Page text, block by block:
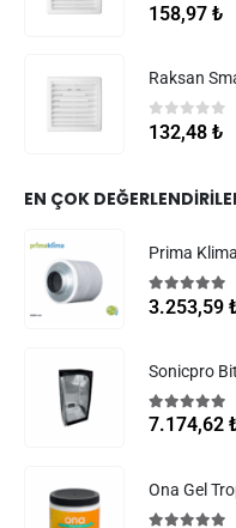
0 5
158,97 ₺
Raksan
05
132,48 ₺
EN ÇOK
5.005
3.253,59
Sonicpro
5.005
7.174,62
Ona Gel